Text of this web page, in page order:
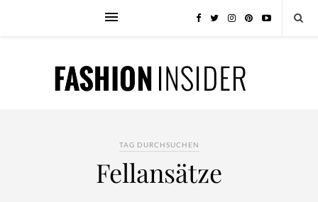
TAG DURCHSUCHEN
Fellansätze